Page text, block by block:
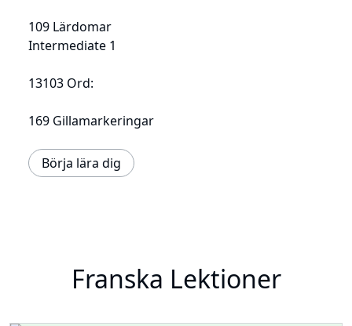
109 Lärdomar
Intermediate 1
13103 Ord:
169 Gillamarkeringar
Börja lära dig
Franska Lektioner